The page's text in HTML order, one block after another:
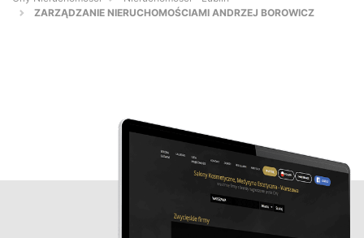
ZARZĄDZANIE NIERUCHOMOŚCIAMI ANDRZEJ BOROWICZ